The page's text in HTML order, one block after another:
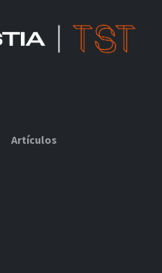
Artículos